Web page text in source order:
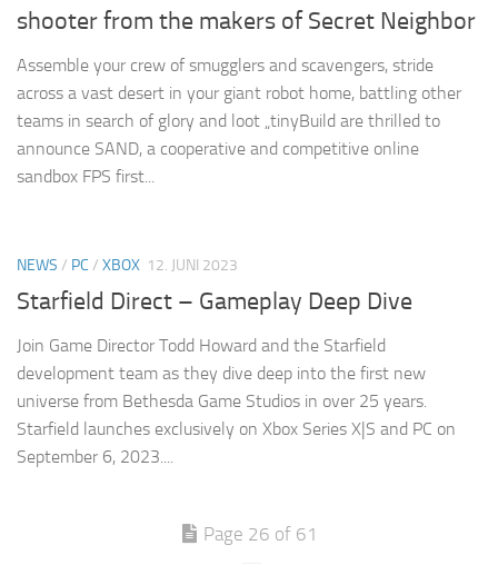
shooter from the makers of Secret Neighbor
Assemble your crew of smugglers and scavengers, stride
across a vast desert in your giant robot home, battling other
teams in search of glory and loot „tinyBuild are thrilled to
announce SAND, a cooperative and competitive online
sandbox FPS first...
NEWS / PC / XBOX 12. JUNI 2023
Starfield Direct – Gameplay Deep Dive
Join Game Director Todd Howard and the Starfield
development team as they dive deep into the first new
universe from Bethesda Game Studios in over 25 years.
Starfield launches exclusively on Xbox Series X|S and PC on
September 6, 2023....
Page 26 of 61